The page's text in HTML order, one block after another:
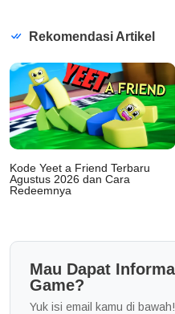
Rekomendasi Artikel
Kode Yeet a Friend Terbaru
Agustus 2026 dan Cara
Redeemnya
Mau Dapat
Game?
Yuk isi email kamu di bawah!